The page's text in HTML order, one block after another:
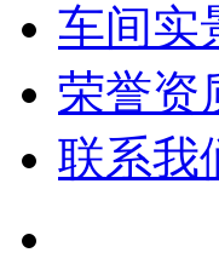
车间实
荣誉资
联系我